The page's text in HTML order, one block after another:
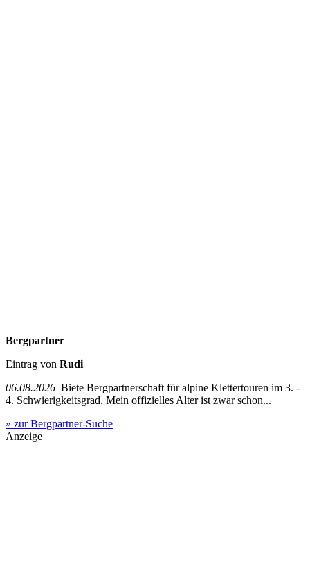
Bergpartner
Eintrag von Rudi
06.08.2026 Biete Bergpartnerschaft für alpine Klettertouren im 3. -
4. Schwierigkeitsgrad. Mein offizielles Alter ist zwar schon...
» zur Bergpartner-Suche
Anzeige